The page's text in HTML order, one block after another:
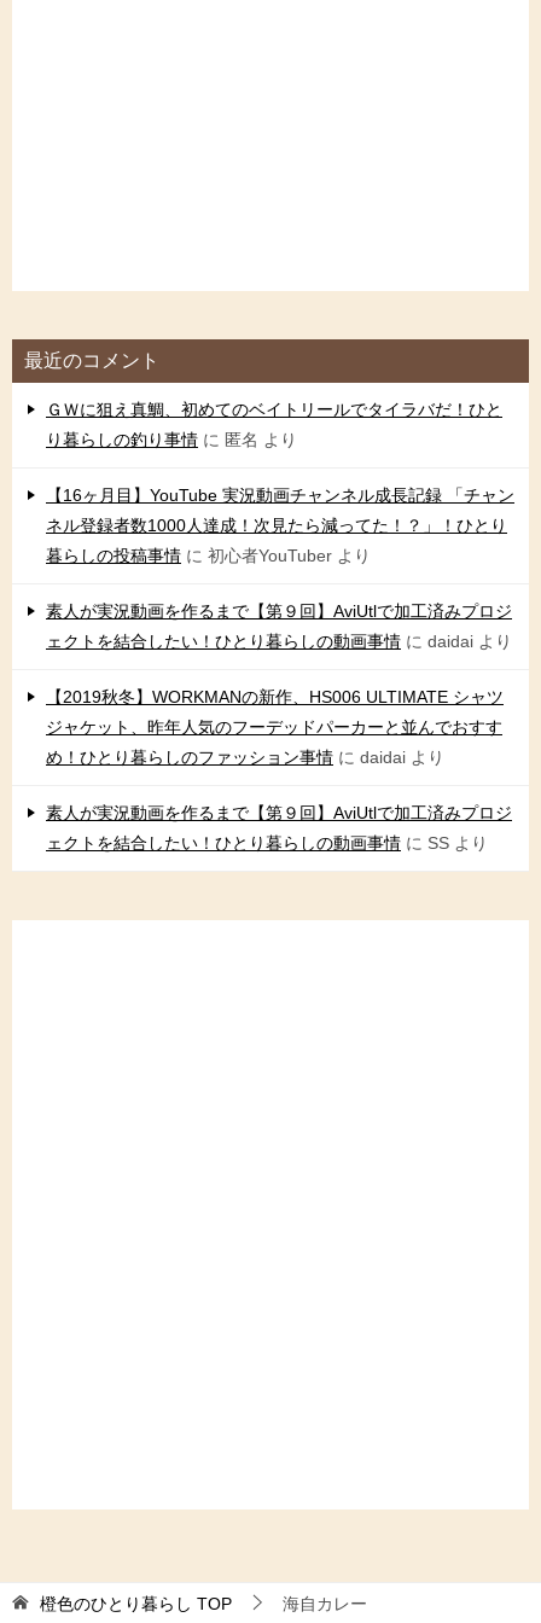
最近のコメント
ＧＷに狙え真鯛、初めてのベイトリールでタイラバだ！ひと
り暮らしの釣り事情 に 匿名 より
【16ヶ月目】YouTube 実況動画チャンネル成長記録 「チャン
ネル登録者数1000人達成！次見たら減ってた！？」！ひとり
暮らしの投稿事情 に 初心者YouTuber より
素人が実況動画を作るまで【第９回】AviUtlで加工済みプロジ
ェクトを結合したい！ひとり暮らしの動画事情 に daidai より
【2019秋冬】WORKMANの新作、HS006 ULTIMATE シャツ
ジャケット、昨年人気のフーデッドパーカーと並んでおすす
め！ひとり暮らしのファッション事情 に daidai より
素人が実況動画を作るまで【第９回】AviUtlで加工済みプロジ
ェクトを結合したい！ひとり暮らしの動画事情 に SS より
橙色のひとり暮らし TOP 海自カレー